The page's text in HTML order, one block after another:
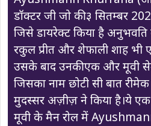
डॉक्टर जी जो की ३ सितम्बर
जिसे डायरेक्ट किया है
रकुल प्रीत और शेफाली शाह भी
उसके बाद उनकी एक और मूवी
जिसका नाम छोटी सी बात
मुदस्सर अज़ीज़ ने किया है।ये एक
मूवी के मैन रोल में